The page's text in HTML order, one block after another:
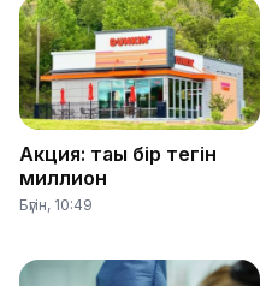
Акция: тағы бір тегін
миллион
Бүгін, 10:49